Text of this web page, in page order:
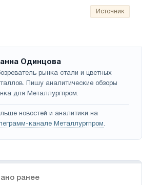
Источник
Одинцова
рынка стали и цветных
Пишу аналитические обзоры
для Металлургпром.
новостей и аналитики на
канале Металлургпром.
ранее